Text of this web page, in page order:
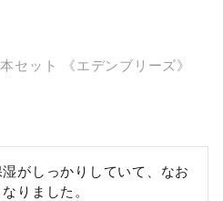
セット 《エデンブリーズ》
がしっかりしていて、なお
りました。